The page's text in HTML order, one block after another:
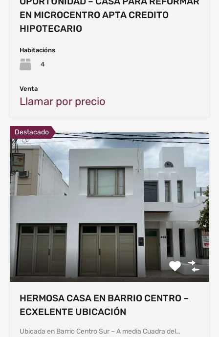
EN MICROCENTRO APTA CREDITO
HIPOTECARIO
Habitacións
4
Venta
Llamar por precio
Destacado
HERMOSA CASA EN BARRIO CENTRO –
ECXELENTE UBICACIÓN
Ubicada en Barrio Centro Sur – A media Cuadra del…